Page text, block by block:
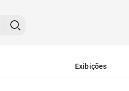
Exibições